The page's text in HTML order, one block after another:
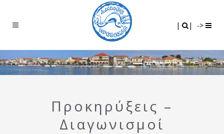
| | ->
Προκηρύξεις –
Διαγωνισμοί